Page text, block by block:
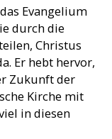
Evangelium
durch die
Christus
Er hebt hervor,
Zukunft der
Kirche mit
in diesen